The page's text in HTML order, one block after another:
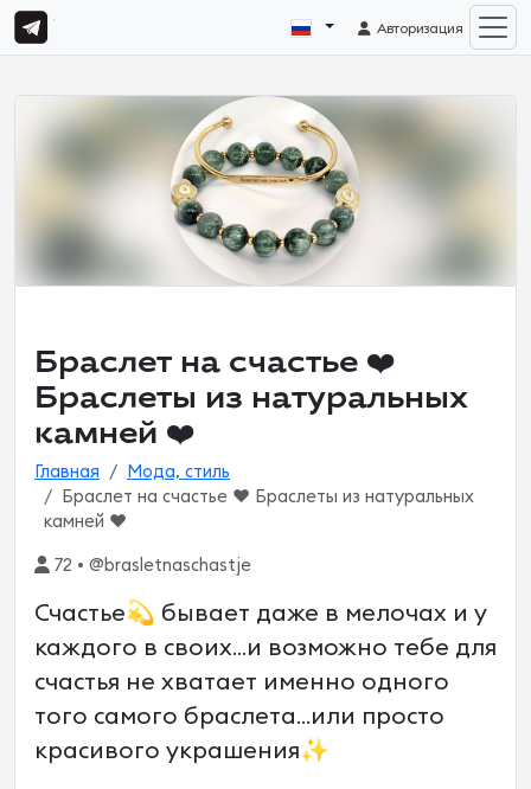
Авторизация
Браслет на счастье ❤️
Браслеты из натуральных
камней ❤️
Главная
Мода, стиль
Браслет на счастье ❤️ Браслеты из натуральных
камней ❤️
72 • @brasletnaschastje
Счастье💫 бывает даже в мелочах и у
каждого в своих...и возможно тебе для
счастья не хватает именно одного
того самого браслета...или просто
красивого украшения✨